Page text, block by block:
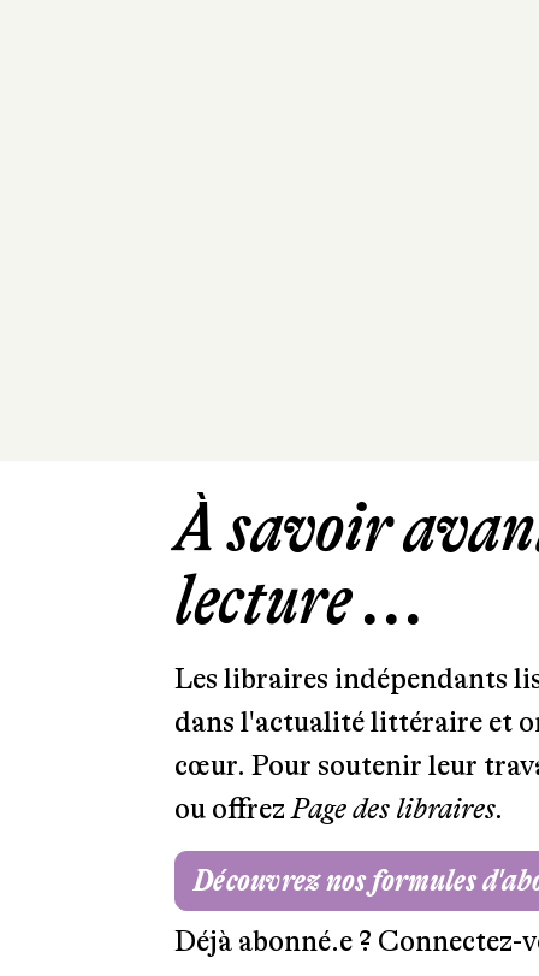
À savoir
lecture ...
Les libraires indépendants
dans l'actualité littéraire et
cœur. Pour soutenir leur
ou offrezPage des libraires.
Découvrez nos formules
Déjà abonné.e ? Connectez-